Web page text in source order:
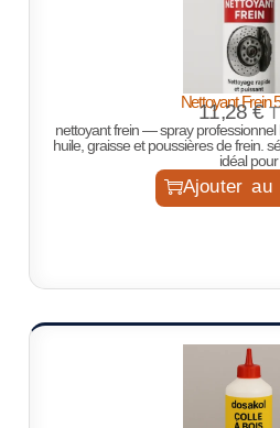
Nettoyant Frein
11,28€
nettoyant frein — spray
huile, graisse et poussières de frein.
idéal pour
Ajouter au